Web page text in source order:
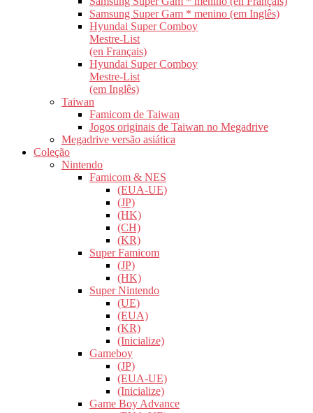
Samsung Super Gam * menino (em Inglês)
Hyundai Super Comboy
Mestre-List
(en Français)
Hyundai Super Comboy
Mestre-List
(em Inglês)
Taiwan
Famicom de Taiwan
Jogos originais de Taiwan no Megadrive
Megadrive versão asiática
Coleção
Nintendo
Famicom & NES
(EUA-UE)
(JP)
(HK)
(CH)
(KR)
Super Famicom
(JP)
(HK)
Super Nintendo
(UE)
(EUA)
(KR)
(Inicialize)
Gameboy
(JP)
(EUA-UE)
(Inicialize)
Game Boy Advance